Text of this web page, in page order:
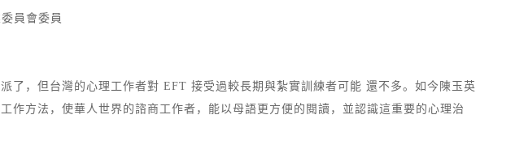
委員會委員
了，但台灣的心理工作者對 EFT 接受過較長期與紮實訓練者可能 還不多。如今陳玉英
方法，使華人世界的諮商工作者，能以母語更方便的閱讀，並認識這重要的心理治